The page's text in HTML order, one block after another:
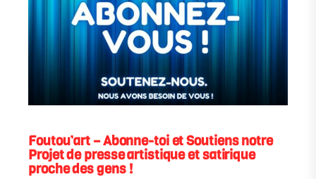
Foutou’art – Abonne-toi et Soutiens notre
Projet de presse artistique et satirique
proche des gens !